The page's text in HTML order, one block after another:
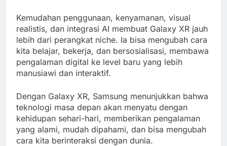
Kemudahan penggunaan, kenyamanan, visual
realistis, dan integrasi AI membuat Galaxy XR jauh
lebih dari perangkat niche. Ia bisa mengubah cara
kita belajar, bekerja, dan bersosialisasi, membawa
pengalaman digital ke level baru yang lebih
manusiawi dan interaktif.
Dengan Galaxy XR, Samsung menunjukkan bahwa
teknologi masa depan akan menyatu dengan
kehidupan sehari-hari, memberikan pengalaman
yang alami, mudah dipahami, dan bisa mengubah
cara kita berinteraksi dengan dunia.